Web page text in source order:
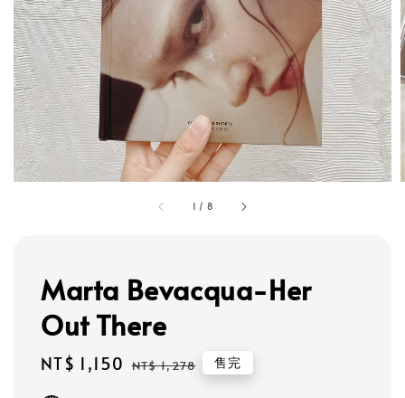
1 / 8
Marta Bevacqua-Her
Out There
Sale
NT$ 1,150 Regular
NT$ 1,278 售完